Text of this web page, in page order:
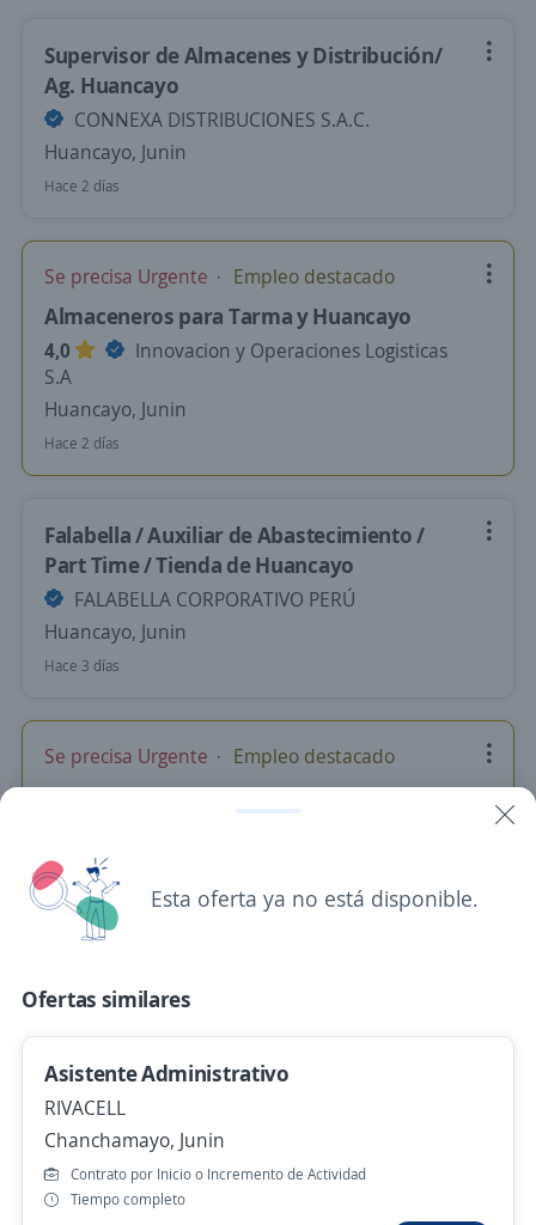
Supervisor de Almacenes y Distribución/
Ag. Huancayo
CONNEXA DISTRIBUCIONES S.A.C.
Huancayo, Junin
Hace 2 días
Se precisa Urgente Empleo destacado
Almaceneros para Tarma y Huancayo
4,0
Innovacion y Operaciones Logisticas
S.A
Huancayo, Junin
Hace 2 días
Falabella / Auxiliar de Abastecimiento /
Part Time / Tienda de Huancayo
FALABELLA CORPORATIVO PERÚ
Huancayo, Junin
Hace 3 días
Se precisa Urgente Empleo destacado
Operario de Almacén – Huancayo
Huancayo, Junin
Hace 3 días
Anterior
Nuevas ofertas de empleo
Empleos similares
Auxiliares de almacén y chófer
Esta oferta ya no está disponible.
Ofertas similares
Asistente Administrativo
RIVACELL
Chanchamayo, Junin
Contrato por Inicio o Incremento de Actividad
Tiempo completo